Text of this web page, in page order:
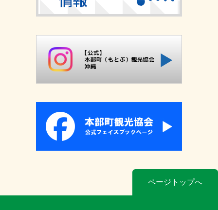
ページトップへ